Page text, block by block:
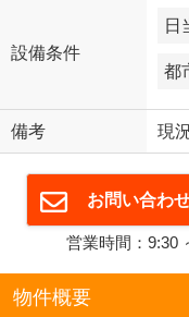
設備条件
日
都
備考 現
お問い合わ
営業時間：9:30
物件概要